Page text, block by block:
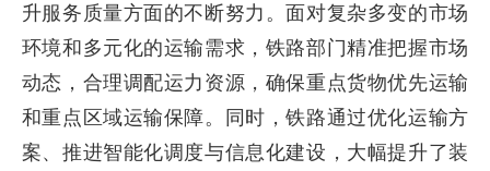
升服务质量方面的不断努力。面对复杂多变的市场
环境和多元化的运输需求，铁路部门精准把握市场
动态，合理调配运力资源，确保重点货物优先运输
和重点区域运输保障。同时，铁路通过优化运输方
案、推进智能化调度与信息化建设，大幅提升了装